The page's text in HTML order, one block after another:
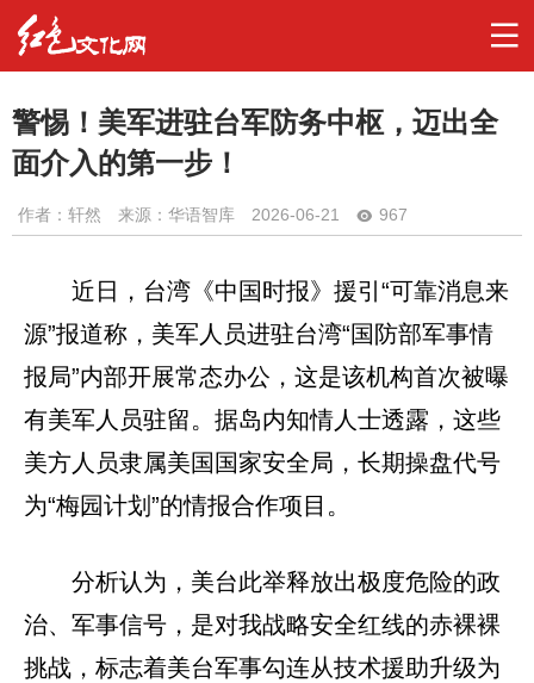
警惕！美军进驻台军防务中枢，迈出全
面介入的第一步！
作者： 轩然 来源：华语智库 2026-06-21 967
近日，台湾《中国时报》援引“可靠消息来
源”报道称，美军人员进驻台湾“国防部军事情
报局”内部开展常态办公，这是该机构首次被曝
有美军人员驻留。据岛内知情人士透露，这些
美方人员隶属美国国家安全局，长期操盘代号
为“梅园计划”的情报合作项目。
分析认为，美台此举释放出极度危险的政
治、军事信号，是对我战略安全红线的赤裸裸
挑战，标志着美台军事勾连从技术援助升级为